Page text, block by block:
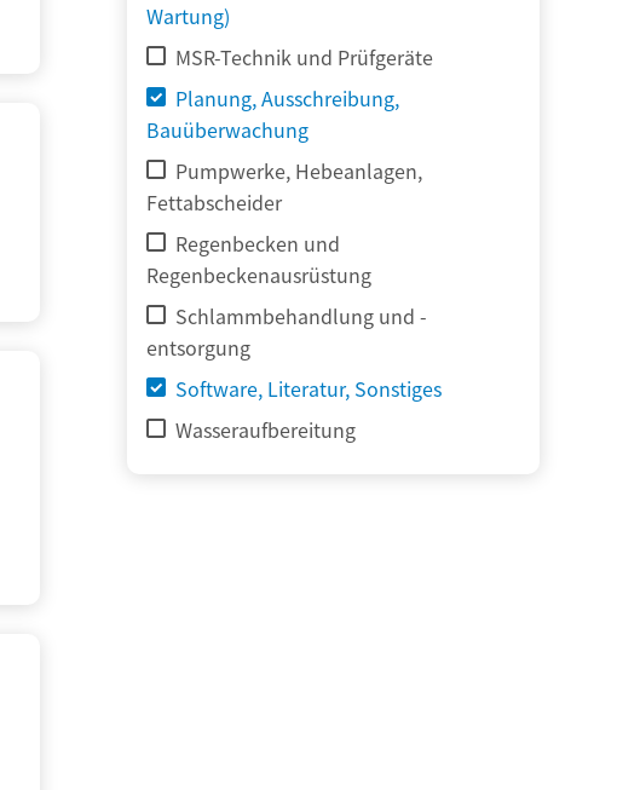
Wartung)
MSR-Technik und Prüfgeräte
Planung, Ausschreibung,
Bauüberwachung
Pumpwerke, Hebeanlagen,
Fettabscheider
Regenbecken und
Regenbeckenausrüstung
Schlammbehandlung und -
entsorgung
Software, Literatur, Sonstiges
Wasseraufbereitung